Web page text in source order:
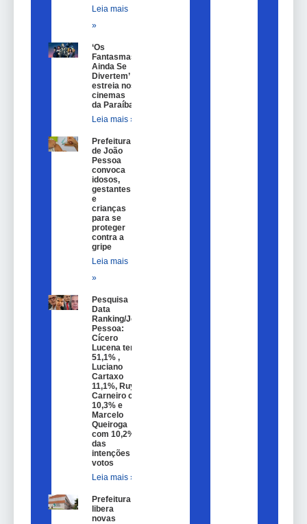
Leia mais
»
‘Os
Fantasmas
Ainda Se
Divertem’
estreia nos
cinemas
da Paraíba
Leia mais »
Prefeitura
de João
Pessoa
convoca
idosos,
gestantes
e
crianças
para se
proteger
contra a
gripe
Leia mais
»
Pesquisa
Data
Ranking/João
Pessoa:
Cícero
Lucena tem
51,1% ,
Luciano
Cartaxo
11,1%, Ruy
Carneiro com
10,3% e
Marcelo
Queiroga
com 10,2%
das
intenções de
votos
Leia mais »
Prefeitura
libera
novas